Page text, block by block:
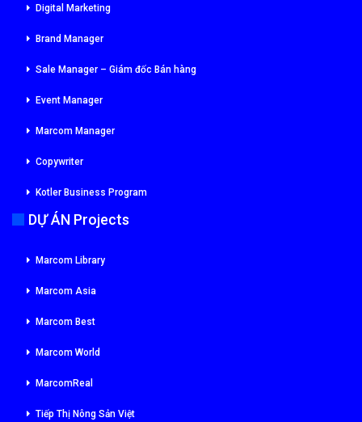
Digital Marketing
Brand Manager
Sale Manager – Giám đốc Bán hàng
Event Manager
Marcom Manager
Copywriter
Kotler Business Program
DỰ ÁN Projects
Marcom Library
Marcom Asia
Marcom Best
Marcom World
MarcomReal
Tiếp Thị Nông Sản Việt